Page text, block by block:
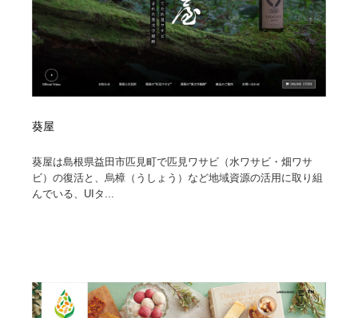
葵屋
葵屋は島根県益田市匹見町で匹見ワサビ（水ワサビ・畑ワサ
ビ）の復活と、烏樟（うしょう）など地域資源の活用に取り組
んでいる、UIタ...